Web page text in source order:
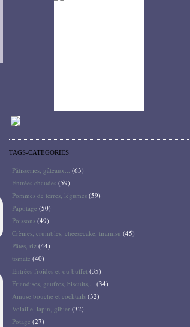
TAGS-CATÉGORIES
Pâtisseries, gâteaux... (63)
Entrées chaudes (59)
Pommes de terres, légumes (59)
Papotage (50)
Poissons (49)
Crèmes, crumbles, cheesecake, tiramisu (45)
Pâtes, riz (44)
tomate (40)
Entrées froides et-ou buffet (35)
Friandises, gaufres, biscuits,... (34)
Amuse bouche et cocktails (32)
Volaille, lapin, gibier (32)
Potage (27)